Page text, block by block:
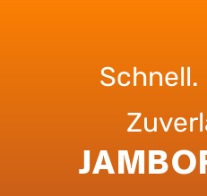
Schnell.